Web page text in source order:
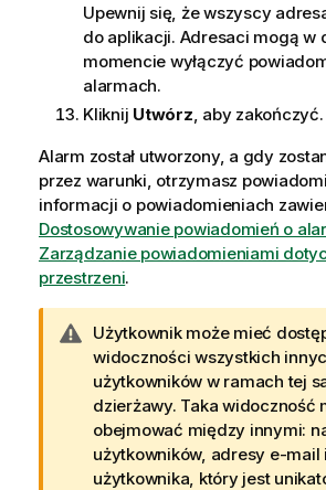
Upewnij się, że wszyscy
do aplikacji. Adresaci mogą w
momencie wyłączyć
alarmach.
Kliknij Utwórz, aby zakończyć.
Alarm został utworzony, a gdy
przez warunki, otrzymasz
informacji o powiadomieniach
Dostosowywanie powiadomień o
Zarządzanie powiadomieniami
przestrzeni.
O
s
t
r
z
e
ż
Użytkownik może mieć
widoczności wszystkich
użytkowników w ramach tej
dzierżawy. Taka widoczność
obejmować między innymi:
użytkowników, adresy e-mail
użytkownika, który jest